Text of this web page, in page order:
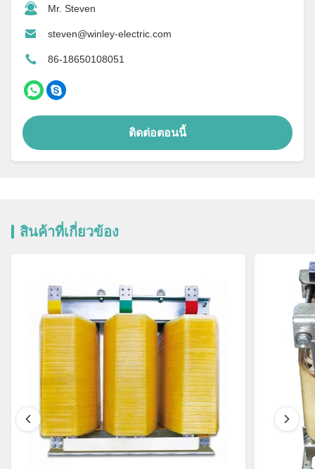
Mr. Steven
steven@winley-electric.com
86-18650108051
ติดต่อตอนนี้
สินค้าที่เกี่ยวข้อง